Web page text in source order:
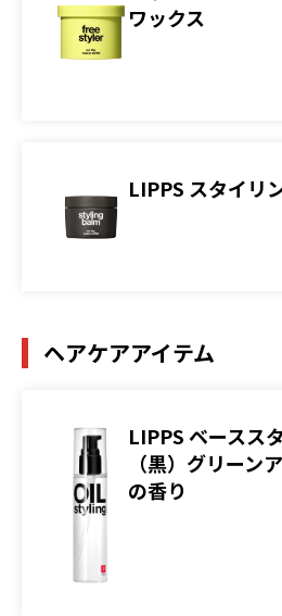
ワックス
LIPPS スタイリ
ヘアケアアイテム
LIPPS ベースス
（黒）グリーン
の香り